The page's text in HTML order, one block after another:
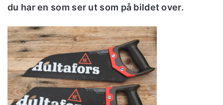
du har en som ser ut som på bildet over.